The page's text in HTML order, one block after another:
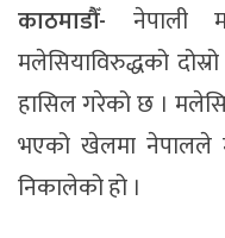
काठमाडौँ- नेपाली
मलेसियाविरुद्धको
हासिल गरेको छ ।
भएको खेलमा नेपालले
निकालेको हो ।